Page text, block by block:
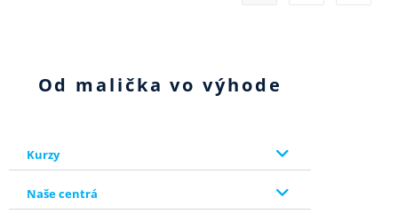
Od malička vo výhode
Kurzy
Naše centrá